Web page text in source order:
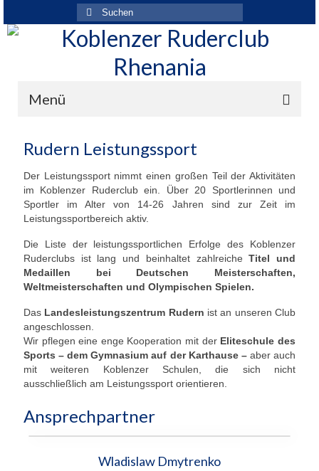
Suchen
nach:
Menü
Ansprechpartner
Rhenania News
Mitgliedschaft
Historie
Vereinskleidung
Unser Angebot
Leistungssport
Drachenboot
Jugendrudern
Rudern Leistungssport
Der Leistungssport nimmt einen großen Teil der Aktivitäten
im Koblenzer Ruderclub ein. Über 20 Sportlerinnen und
Sportler im Alter von 14-26 Jahren sind zur Zeit im
Leistungssportbereich aktiv.
Die Liste der leistungssportlichen Erfolge des Koblenzer
Ruderclubs ist lang und beinhaltet zahlreicheTitel und
Medaillen bei Deutschen Meisterschaften,
Weltmeisterschaften und Olympischen Spielen.
Das Landesleistungszentrum Rudern ist an unseren Club
angeschlossen.
Wir pflegen eine enge Kooperation mit der Eliteschule des
Sports – dem Gymnasium auf der Karthause –aber auch
mit weiteren Koblenzer Schulen, die sich nicht
ausschließlich am Leistungssport orientieren.
Ansprechpartner
Wladislaw Dmytrenko